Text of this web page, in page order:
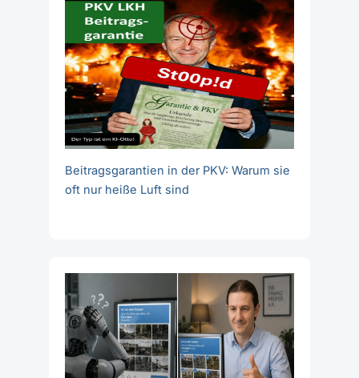
Beitragsgarantien in der PKV: Warum sie
oft nur heiße Luft sind